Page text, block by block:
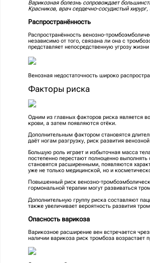
Варикозная болезнь сопровождает
Красников, врач сердечно-сосудистый
Распространённость
Распространённость венозно-
независимо от того, связана ли она с
представляет непосредственную угрозу
Венозная недостаточность широко
Факторы риска
Одним из главных факторов риска является
крови, а затем появляются отёки.
Дополнительным фактором становятся
даёт ногам разгрузку, риск развития
Большую роль играет и избыточная масса
постепенно перестают полноценно
становятся расширенными, появляются
уже не только медицинской, но и
Повышенный риск венозно-
гормональной терапии могут развиваться
Дополнительную группу риска составляют
также увеличивает вероятность развития
Опасность варикоза
Варикозное расширение вен встречается
наличии варикоза риск тромбоза возрастает